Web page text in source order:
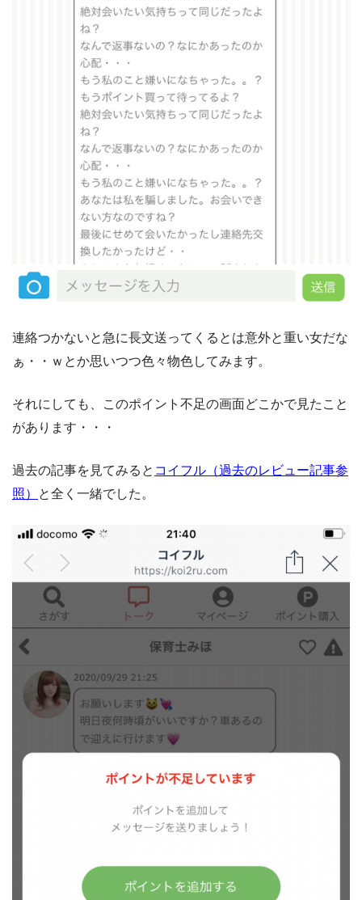
連絡つかないと急に長文送ってくるとは意外と重い女だな
ぁ・・ｗとか思いつつ色々物色してみます。
それにしても、このポイント不足の画面どこかで見たこと
があります・・・
過去の記事を見てみると コイフル（過去のレビュー記事参
照）
と全く一緒でした。